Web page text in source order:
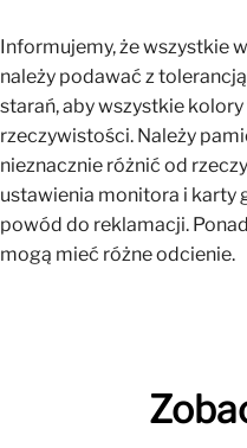
Informujemy, że wszystkie
należy podawać z
starań, aby wszystkie kolory
rzeczywistości. Należy
nieznacznie różnić od
ustawienia monitora i karty
powód do reklamacji.
mogą mieć różne odcienie.